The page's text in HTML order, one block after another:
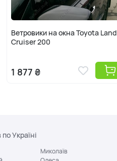
Ветровики на окна Toyota Land
Cruiser 200
1 877 ₴
Україні
Миколаїв